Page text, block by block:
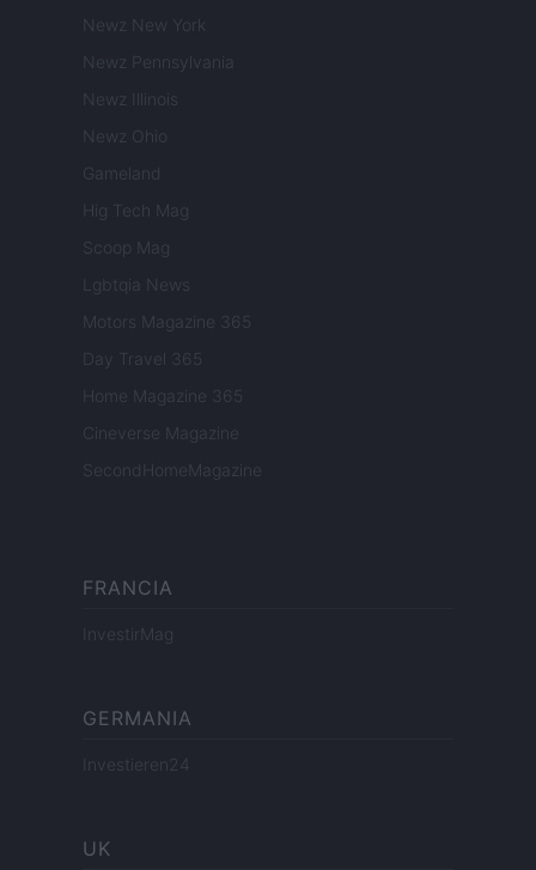
Newz New York
Newz Pennsylvania
Newz Illinois
Newz Ohio
Gameland
Hig Tech Mag
Scoop Mag
Lgbtqia News
Motors Magazine 365
Day Travel 365
Home Magazine 365
Cineverse Magazine
SecondHomeMagazine
FRANCIA
InvestirMag
GERMANIA
Investieren24
UK